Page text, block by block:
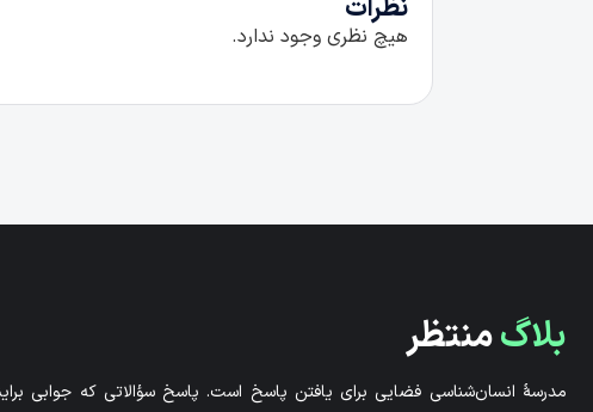
نظرات
هیچ نظری وجود ندارد.
بلاگمنتظر
مدرسۀ انسان‌شناسی فضایی برای یافتن پاسخ است. پاسخ سؤالاتی که جوابی